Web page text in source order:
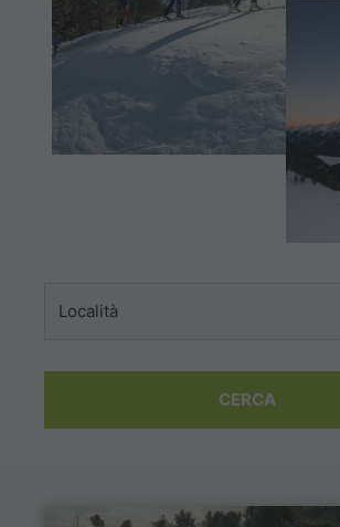
Località
CERCA